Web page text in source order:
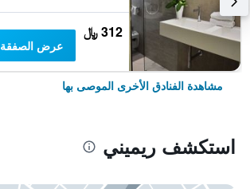
312 ﷼
عرض الصفقة
مشاهدة الفنادق الأخرى الموصى بها
استكشف ريميني